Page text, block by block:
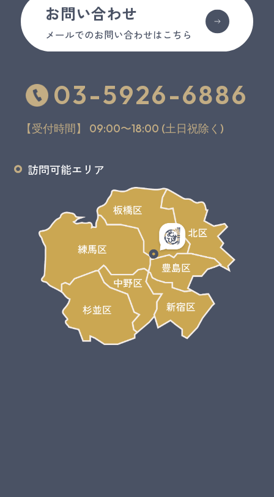
お問い合わせ
メールでのお問い合わせはこちら
03-5926-6886
【受付時間】 09:00〜18:00 (土日祝除く)
訪問可能エリア